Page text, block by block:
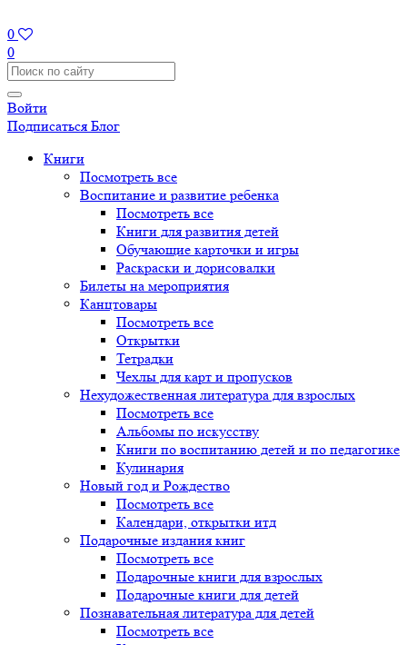
0
0
Войти
Подписаться Блог
Книги
Посмотреть все
Воспитание и развитие ребенка
Посмотреть все
Книги для развития детей
Обучающие карточки и игры
Раскраски и дорисовалки
Билеты на мероприятия
Канцтовары
Посмотреть все
Открытки
Тетрадки
Чехлы для карт и пропусков
Нехудожественная литература для взрослых
Посмотреть все
Альбомы по искусству
Книги по воспитанию детей и по педагогике
Кулинария
Новый год и Рождество
Посмотреть все
Календари, открытки итд
Подарочные издания книг
Посмотреть все
Подарочные книги для взрослых
Подарочные книги для детей
Познавательная литература для детей
Посмотреть все